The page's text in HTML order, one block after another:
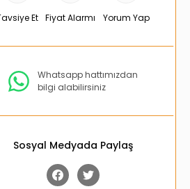
Et Fiyat Alarmı Yorum Yap
Whatsapp hattımızdan
bilgi alabilirsiniz
Sosyal Medyada Paylaş